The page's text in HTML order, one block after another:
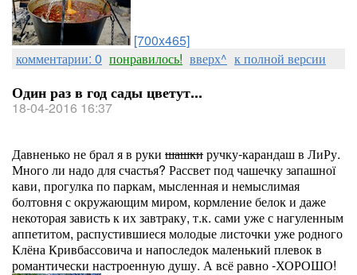
[700x465]
комментарии: 0 понравилось! вверх^ к полной версии
Один раз в год сады цветут...
18-04-2016 16:37
Давненько не брал я в руки шашкиручку-карандаш в ЛиРу.
Много ли надо для счастья? Рассвет под чашечку запашної
кави, прогулка по паркам, мысленная и немыслимая
болтовня с окружающим миром, кормление белок и даже
некоторая зависть к их завтраку, т.к. сами уже с нагуленным
аппетитом, распустившиеся молодые листочки уже родного
Клёна Кривбассовича и напоследок маленький плевок в
романтически настроенную душу. А всё равно -ХОРОШО!